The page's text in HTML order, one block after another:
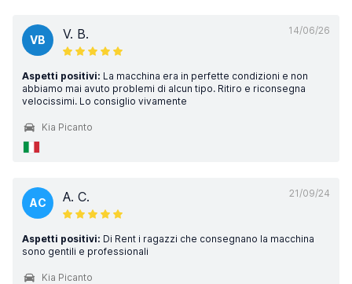
14/06/26
VB V. B.
Aspetti positivi: La macchina era in perfette condizioni e non
abbiamo mai avuto problemi di alcun tipo. Ritiro e riconsegna
velocissimi. Lo consiglio vivamente
Kia Picanto
21/09/24
AC A. C.
Aspetti positivi: Di Rent i ragazzi che consegnano la macchina
sono gentili e professionali
Kia Picanto